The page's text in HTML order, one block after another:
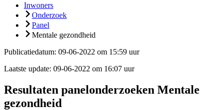
Inwoners
Onderzoek
Panel
Mentale gezondheid
Publicatiedatum: 09-06-2022 om 15:59 uur
Laatste update: 09-06-2022 om 16:07 uur
Resultaten panelonderzoeken Mentale
gezondheid